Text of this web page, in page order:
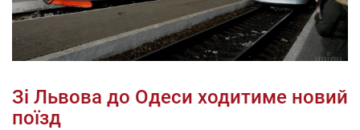
Зі Львова до Одеси ходитиме новий
поїзд